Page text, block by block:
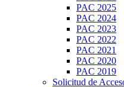
PAC 2025
PAC 2024
PAC 2023
PAC 2022
PAC 2021
PAC 2020
PAC 2019
Solicitud de